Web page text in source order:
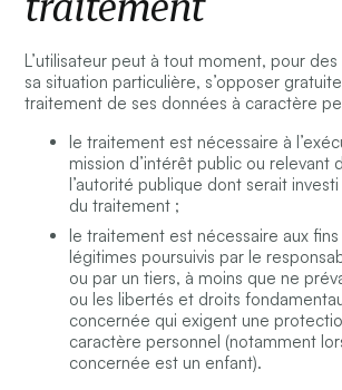
L’utilisateur peut à tout moment, pour
sa situation particulière, s’opposer
traitement de ses données à caractère
le traitement est nécessaire à
mission d’intérêt public ou relevant
l’autorité publique dont serait
du traitement ;
le traitement est nécessaire aux
légitimes poursuivis par le
ou par un tiers, à moins que ne
ou les libertés et droits
concernée qui exigent une
caractère personnel (notamment
concernée est un enfant).